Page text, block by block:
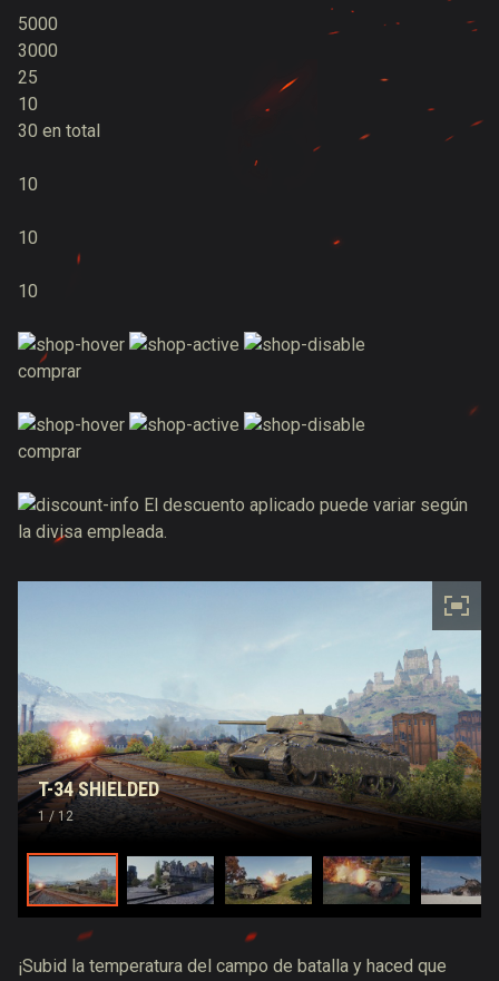
5000
3000
25
10
30 en total
10
10
10
comprar
comprar
El descuento aplicado puede variar según
la divisa empleada.
T-34 SHIELDED
1 / 12
¡Subid la temperatura del campo de batalla y haced que